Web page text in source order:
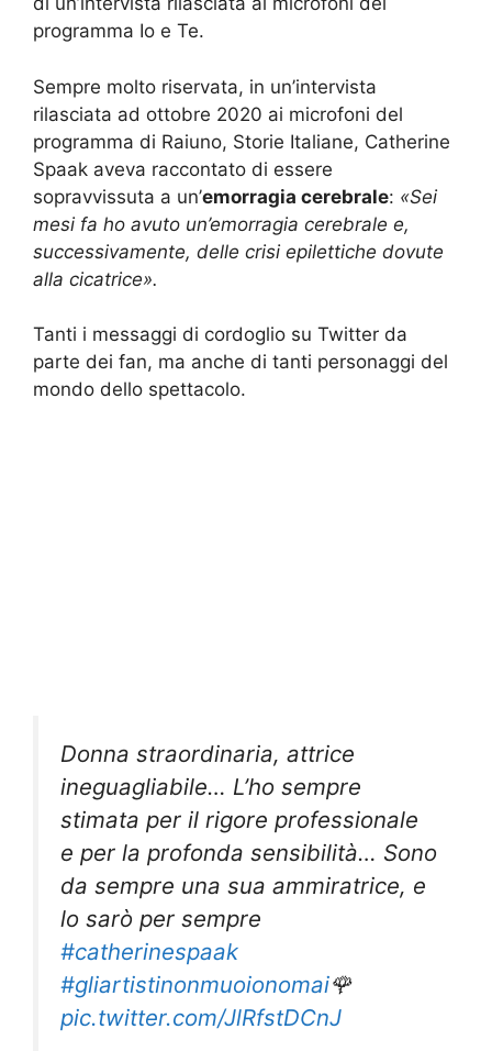
programma Io e Te.
Sempre molto riservata, in un’intervista
rilasciata ad ottobre 2020 ai microfoni del
programma di Raiuno, Storie Italiane, Catherine
Spaak aveva raccontato di essere
sopravvissuta a un’emorragia cerebrale: «Sei
mesi fa ho avuto un’emorragia cerebrale e,
successivamente, delle crisi epilettiche dovute
alla cicatrice».
Tanti i messaggi di cordoglio su Twitter da
parte dei fan, ma anche di tanti personaggi del
mondo dello spettacolo.
Donna straordinaria, attrice
ineguagliabile… L’ho sempre
stimata per il rigore professionale
e per la profonda sensibilità… Sono
da sempre una sua ammiratrice, e
lo sarò per sempre
#catherinespaak
#gliartistinonmuoionomai🌹
pic.twitter.com/JlRfstDCnJ